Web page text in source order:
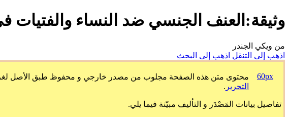
وثيقة:العنف الجنسي ضد النساء
من ويكي الجندر
اذهب إلى التنقل اذهب إلى البحث
60px محتوى متن هذه الصفحة مجلوب من مصدر خارجي و محفوظ طبق الأصل
التحرير .
تفاصيل بيانات المَصْدَر و التأليف مبيّنة فيما يلي.